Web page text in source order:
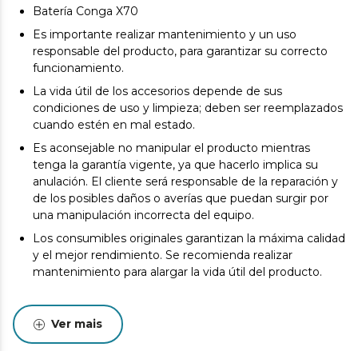
Batería Conga X70
Es importante realizar mantenimiento y un uso
responsable del producto, para garantizar su correcto
funcionamiento.
La vida útil de los accesorios depende de sus
condiciones de uso y limpieza; deben ser reemplazados
cuando estén en mal estado.
Es aconsejable no manipular el producto mientras
tenga la garantía vigente, ya que hacerlo implica su
anulación. El cliente será responsable de la reparación y
de los posibles daños o averías que puedan surgir por
una manipulación incorrecta del equipo.
Los consumibles originales garantizan la máxima calidad
y el mejor rendimiento. Se recomienda realizar
mantenimiento para alargar la vida útil del producto.
Ver mais